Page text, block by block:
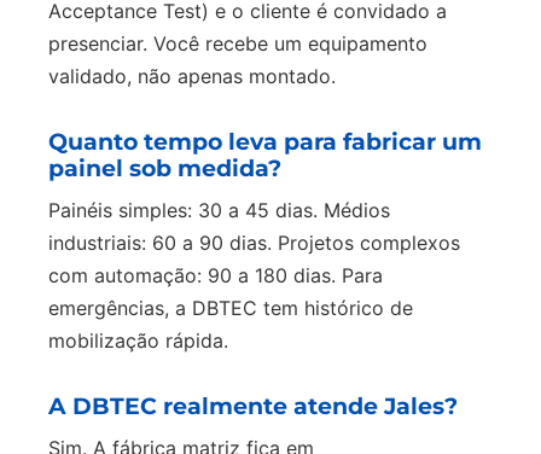
Acceptance Test) e o cliente é convidado a
presenciar. Você recebe um equipamento
validado, não apenas montado.
Quanto tempo leva para fabricar um
painel sob medida?
Painéis simples: 30 a 45 dias. Médios
industriais: 60 a 90 dias. Projetos complexos
com automação: 90 a 180 dias. Para
emergências, a DBTEC tem histórico de
mobilização rápida.
A DBTEC realmente atende Jales?
Sim. A fábrica matriz fica em